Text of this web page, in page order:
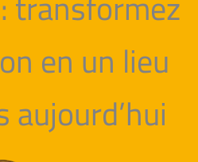
en un lieu
aujourd’hui